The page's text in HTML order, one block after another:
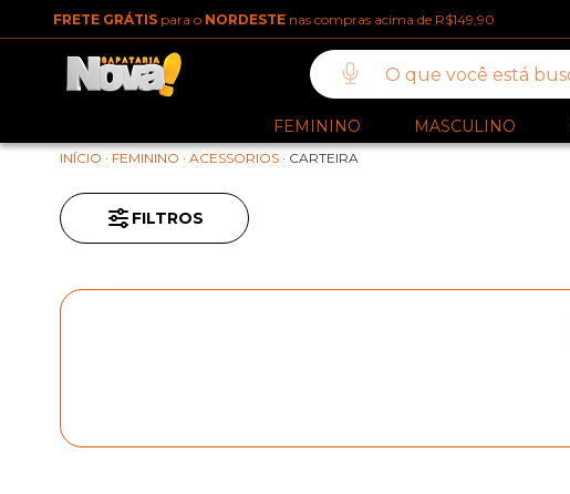
FRETE GRÁTIS para o NORDESTE nas compras acima de R$149,90
FEMININO MASCULINO
INÍCIO · FEMININO · ACESSORIOS · CARTEIRA
FILTROS